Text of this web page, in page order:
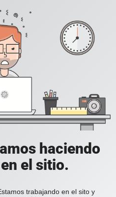
haciendo
el sitio.
trabajando en el sito y